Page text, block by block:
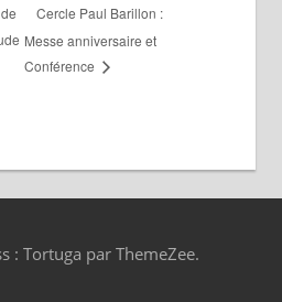
Cercle Paul Barillon :
Messe anniversaire et
Conférence
: Tortuga par ThemeZee.